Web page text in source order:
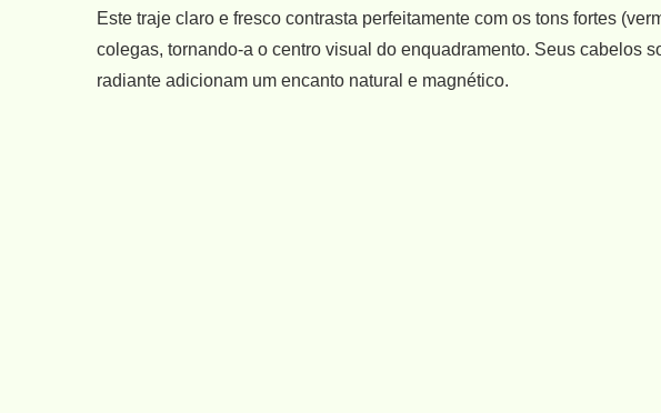
Este traje claro e fresco contrasta perfeitamente com os tons fortes
colegas, tornando-a o centro visual do enquadramento. Seus cabelos
radiante adicionam um encanto natural e magnético.